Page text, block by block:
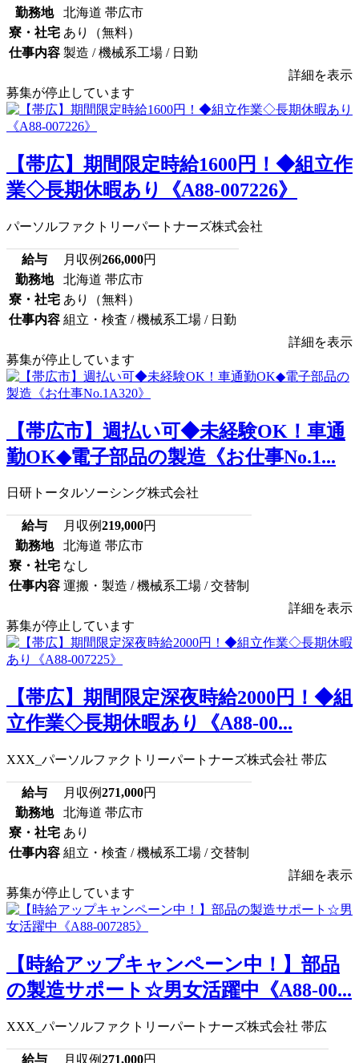
勤務地
北海道 帯広市
寮・社宅 あり（無料）
仕事内容 製造 / 機械系工場 / 日勤
詳細を表示
募集が停止しています
【帯広】期間限定時給1600円！◆組立作
業◇長期休暇あり《A88-007226》
パーソルファクトリーパートナーズ株式会社
給与 月収例266,000円
勤務地
北海道 帯広市
寮・社宅 あり（無料）
仕事内容 組立・検査 / 機械系工場 / 日勤
詳細を表示
募集が停止しています
【帯広市】週払い可◆未経験OK！車通
勤OK◆電子部品の製造《お仕事No.1...
日研トータルソーシング株式会社
給与 月収例219,000円
勤務地
北海道 帯広市
寮・社宅 なし
仕事内容 運搬・製造 / 機械系工場 / 交替制
詳細を表示
募集が停止しています
【帯広】期間限定深夜時給2000円！◆組
立作業◇長期休暇あり《A88-00...
XXX_パーソルファクトリーパートナーズ株式会社 帯広
給与 月収例271,000円
勤務地
北海道 帯広市
寮・社宅 あり
仕事内容 組立・検査 / 機械系工場 / 交替制
詳細を表示
募集が停止しています
【時給アップキャンペーン中！】部品
の製造サポート☆男女活躍中《A88-00...
XXX_パーソルファクトリーパートナーズ株式会社 帯広
給与 月収例271,000円